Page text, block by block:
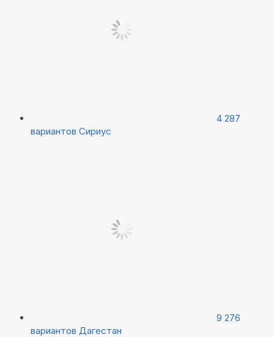
4 287
вариантов Сириус
9 276
вариантов Дагестан